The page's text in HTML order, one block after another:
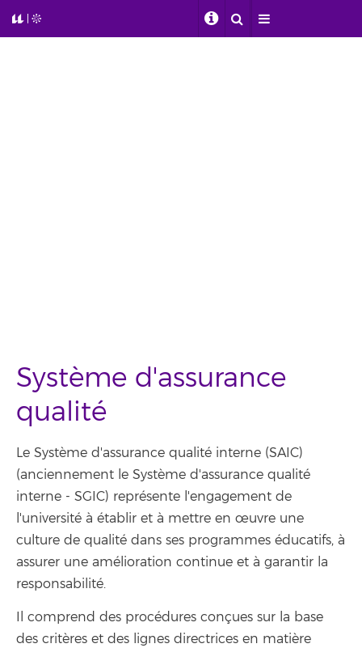
Système d'assurance
qualité
Le Système d'assurance qualité interne (SAIC)
(anciennement le Système d'assurance qualité
interne - SGIC) représente l'engagement de
l'université à établir et à mettre en œuvre une
culture de qualité dans ses programmes éducatifs, à
assurer une amélioration continue et à garantir la
responsabilité.
Il comprend des procédures conçues sur la base
des critères et des lignes directrices en matière